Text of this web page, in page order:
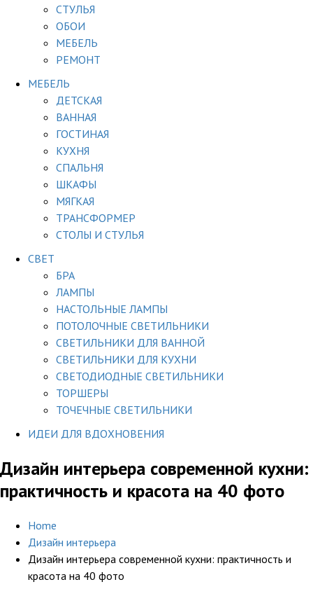
СТУЛЬЯ
ОБОИ
МЕБЕЛЬ
РЕМОНТ
МЕБЕЛЬ
ДЕТСКАЯ
ВАННАЯ
ГОСТИНАЯ
КУХНЯ
СПАЛЬНЯ
ШКАФЫ
МЯГКАЯ
ТРАНСФОРМЕР
СТОЛЫ И СТУЛЬЯ
СВЕТ
БРА
ЛАМПЫ
НАСТОЛЬНЫЕ ЛАМПЫ
ПОТОЛОЧНЫЕ СВЕТИЛЬНИКИ
СВЕТИЛЬНИКИ ДЛЯ ВАННОЙ
СВЕТИЛЬНИКИ ДЛЯ КУХНИ
СВЕТОДИОДНЫЕ СВЕТИЛЬНИКИ
ТОРШЕРЫ
ТОЧЕЧНЫЕ СВЕТИЛЬНИКИ
ИДЕИ ДЛЯ ВДОХНОВЕНИЯ
Дизайн интерьера современной кухни:
практичность и красота на 40 фото
Home
Дизайн интерьера
Дизайн интерьера современной кухни: практичность и
красота на 40 фото